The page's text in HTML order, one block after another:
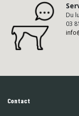
Du
03
Contact